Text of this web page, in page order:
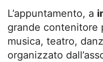
L’appuntamento, a
grande contenitore
musica, teatro,
organizzato